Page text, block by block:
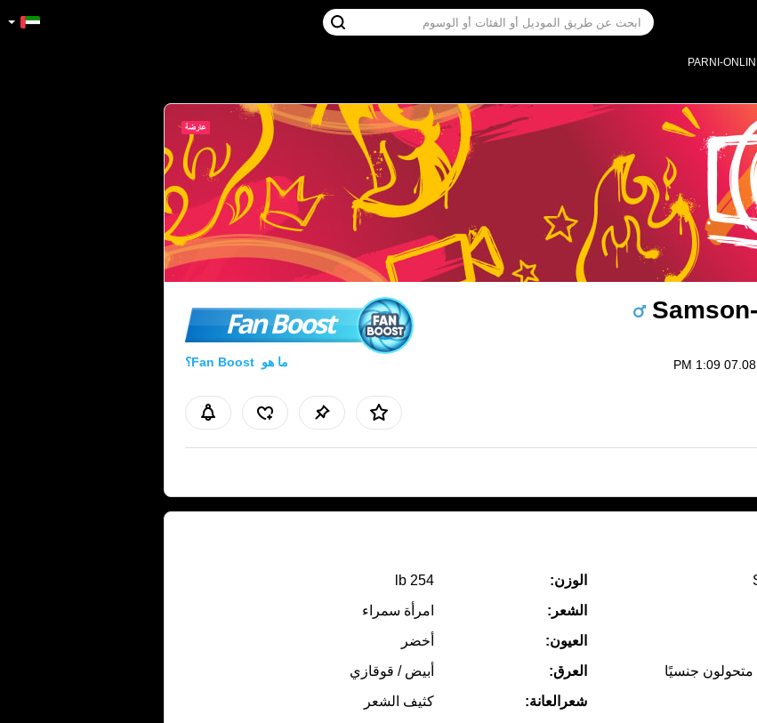
Fan Boost
ما هو Fan Boost؟
جنسيًا
الوزن:
254 lb
الشعر:
امرأة سمراء
العيون:
أخضر
العرق:
أبيض / قوقازي
شعرالعانة:
كثيف الشعر